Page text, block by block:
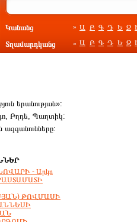
Կանանց » Ա Բ Գ Դ Ե Զ
Տղամարդկանց » Ա Բ Գ Դ Ե Զ
երանության»:
Բղդե, Պաղտիկ:
- Արկո
ԹՈՎՄԱՍԻ